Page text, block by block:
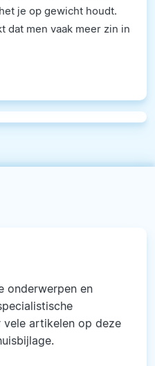
je op gewicht houdt.
dat men vaak meer zin in
onderwerpen en
artikelen op deze